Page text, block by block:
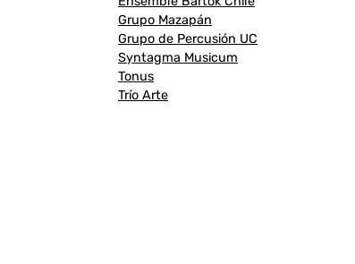
Grupo Mazapán
Grupo de Percusión UC
Syntagma Musicum
Tonus
Trío Arte